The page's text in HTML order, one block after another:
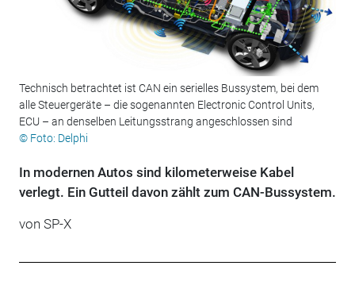
Technisch betrachtet ist CAN ein serielles Bussystem, bei dem
alle Steuergeräte – die sogenannten Electronic Control Units,
ECU – an denselben Leitungsstrang angeschlossen sind
© Foto: Delphi
In modernen Autos sind kilometerweise Kabel
verlegt. Ein Gutteil davon zählt zum CAN-Bussystem.
von SP-X